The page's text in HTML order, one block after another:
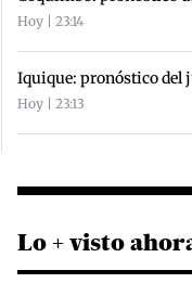
Hoy | 23:14
Iquique: pronóstico del
Hoy | 23:13
Lo + visto